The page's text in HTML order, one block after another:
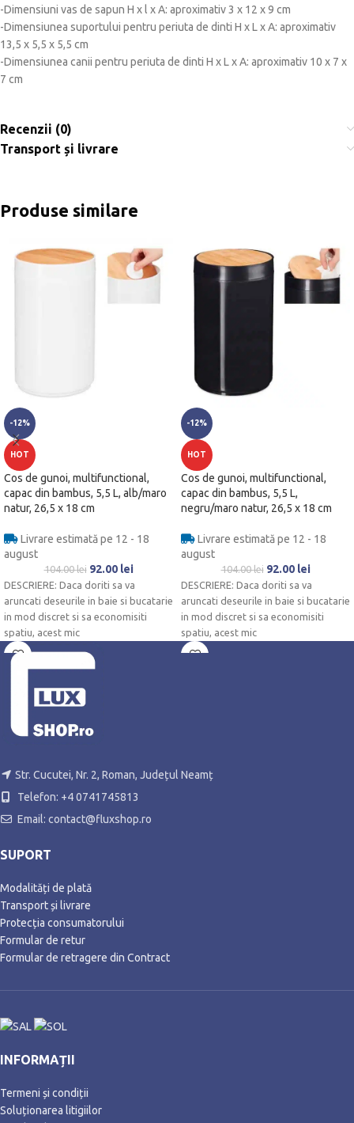
-Dimensiuni vas de sapun H x l x A: aproximativ 3 x 12 x 9 cm
-Dimensiunea suportului pentru periuta de dinti H x L x A: aproximativ
13,5 x 5,5 x 5,5 cm
-Dimensiunea canii pentru periuta de dinti H x L x A: aproximativ 10 x 7 x
7 cm
Recenzii (0)
Transport și livrare
Produse similare
-12%
HOT
Cos de gunoi, multifunctional,
capac din bambus, 5,5 L, alb/maro
natur, 26,5 x 18 cm
Livrare estimată pe 12 - 18
august
104.00lei 92.00 lei
DESCRIERE: Daca doriti sa va
aruncati deseurile in baie si bucatarie
in mod discret si sa economisiti
spatiu, acest mic
-12%
HOT
Cos de gunoi, multifunctional,
capac din bambus, 5,5 L,
negru/maro natur, 26,5 x 18 cm
Livrare estimată pe 12 - 18
august
104.00lei 92.00 lei
DESCRIERE: Daca doriti sa va
aruncati deseurile in baie si bucatarie
in mod discret si sa economisiti
spatiu, acest mic
Str. Cucutei, Nr. 2, Roman, Județul Neamț
Telefon: +4 0741745813
Email: contact@fluxshop.ro
SUPORT
Modalități de plată
Transport și livrare
Protecția consumatorului
Formular de retur
Formular de retragere din Contract
INFORMAȚII
Termeni și condiții
Soluționarea litigiilor